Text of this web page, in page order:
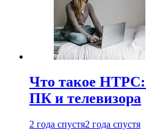
Что такое
ПК и телевизора
2 года спустя2 года спустя